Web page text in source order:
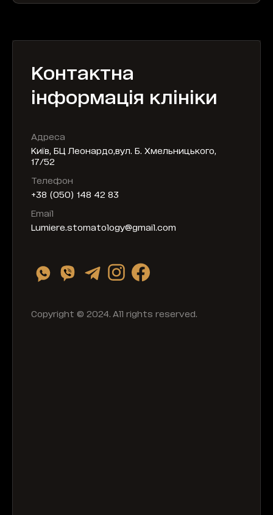
Контактна
інформація клініки
Адреса
Київ, БЦ Леонардо,вул. Б. Хмельницького,
17/52
Телефон
+38 (050) 148 42 83
Email
Lumiere.stomatology@gmail.com
Copyright © 2024. All rights reserved.